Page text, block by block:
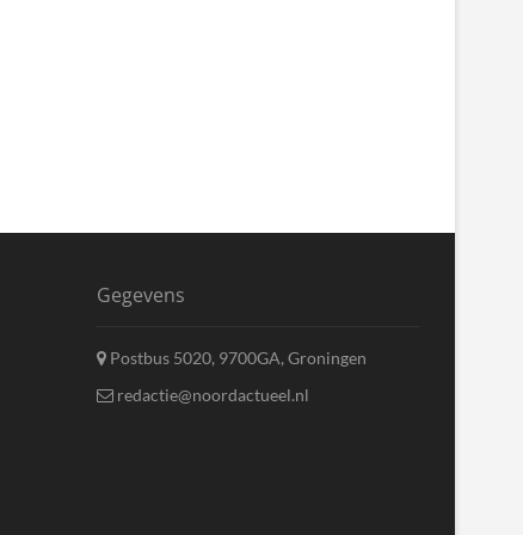
Gegevens
Postbus 5020, 9700GA, Groningen
redactie@noordactueel.nl